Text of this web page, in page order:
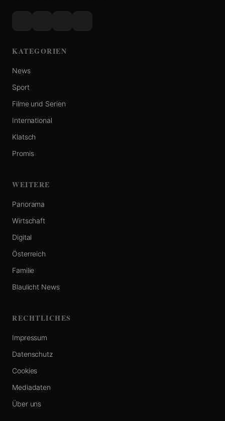
KATEGORIEN
News
Sport
Filme und Serien
International
Klatsch
Promis
WEITERE
Panorama
Wirtschaft
Digital
Österreich
Familie
Blaulicht News
RECHTLICHES
Impressum
Datenschutz
Cookies
Mediadaten
Über uns